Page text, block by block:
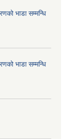
भाडा सम्मन्धि
भाडा सम्मन्धि